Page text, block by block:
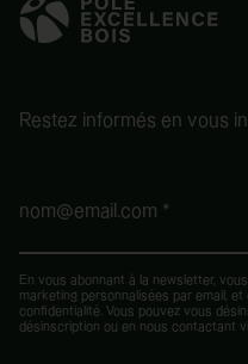
Restez informés en vous
nom@email.com *
En vous abonnant à la newsletter,
marketing personnalisées par email, et
confidentialité . Vous pouvez vous
désinscription ou en nous contactant